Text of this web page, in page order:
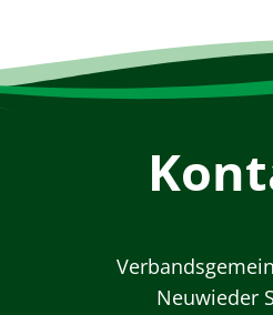
Neuwieder